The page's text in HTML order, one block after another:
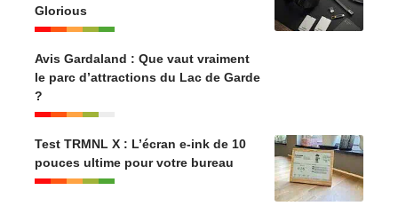
Glorious
Avis Gardaland : Que vaut vraiment
le parc d’attractions du Lac de Garde
?
Test TRMNL X : L’écran e-ink de 10
pouces ultime pour votre bureau